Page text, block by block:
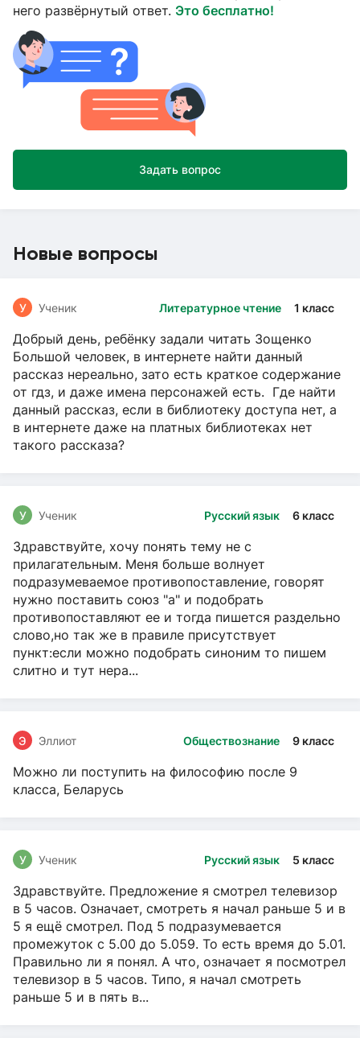
него развёрнутый ответ. Это бесплатно!
Задать вопрос
Новые вопросы
Литературное чтение 1 класс
У Ученик
Добрый день, ребёнку задали читать Зощенко
Большой человек, в интернете найти данный
рассказ нереально, зато есть краткое содержание
от гдз, и даже имена персонажей есть. Где найти
данный рассказ, если в библиотеку доступа нет, а
в интернете даже на платных библиотеках нет
такого рассказа?
Русский язык 6 класс
У Ученик
Здравствуйте, хочу понять тему не с
прилагательным. Меня больше волнует
подразумеваемое противопоставление, говорят
нужно поставить союз "а" и подобрать
противопоставляют ее и тогда пишется раздельно
слово,но так же в правиле присутствует
пункт:если можно подобрать синоним то пишем
слитно и тут нера...
Обществознание 9 класс
Э Эллиот
Можно ли поступить на философию после 9
класса, Беларусь
Русский язык 5 класс
У Ученик
Здравствуйте. Предложение я смотрел телевизор
в 5 часов. Означает, смотреть я начал раньше 5 и в
5 я ещё смотрел. Под 5 подразумевается
промежуток с 5.00 до 5.059. То есть время до 5.01.
Правильно ли я понял. А что, означает я посмотрел
телевизор в 5 часов. Типо, я начал смотреть
раньше 5 и в пять в...